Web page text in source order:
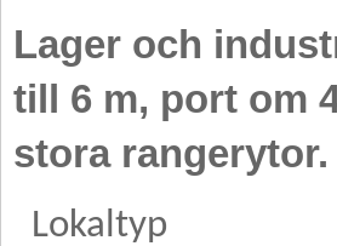
Lager och
till 6 m, port om
stora rangerytor.
Lokaltyp